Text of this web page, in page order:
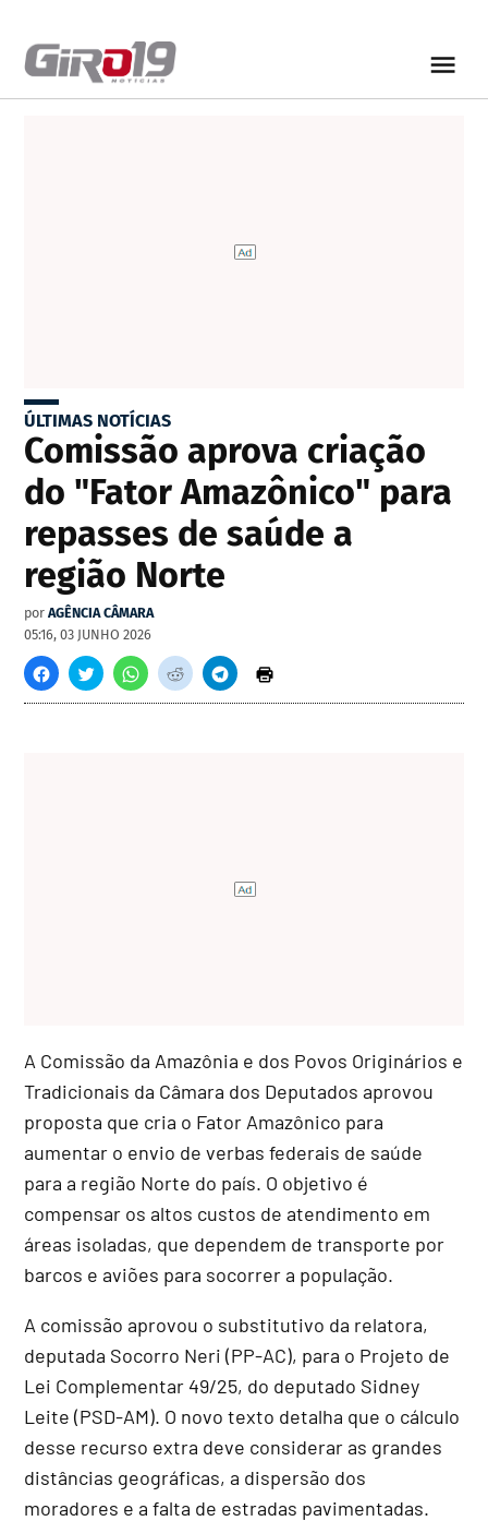
ÚLTIMAS NOTÍCIAS
Comissão aprova criação
do "Fator Amazônico" para
repasses de saúde a
região Norte
por AGÊNCIA CÂMARA
05:16, 03 JUNHO 2026
A Comissão da Amazônia e dos Povos Originários e
Tradicionais da Câmara dos Deputados aprovou
proposta que cria o Fator Amazônico para
aumentar o envio de verbas federais de saúde
para a região Norte do país. O objetivo é
compensar os altos custos de atendimento em
áreas isoladas, que dependem de transporte por
barcos e aviões para socorrer a população.
A comissão aprovou o substitutivo da relatora,
deputada Socorro Neri (PP-AC), para o Projeto de
Lei Complementar 49/25, do deputado Sidney
Leite (PSD-AM). O novo texto detalha que o cálculo
desse recurso extra deve considerar as grandes
distâncias geográficas, a dispersão dos
moradores e a falta de estradas pavimentadas.